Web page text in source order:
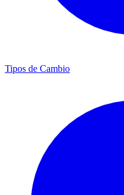
Tipos de Cambio